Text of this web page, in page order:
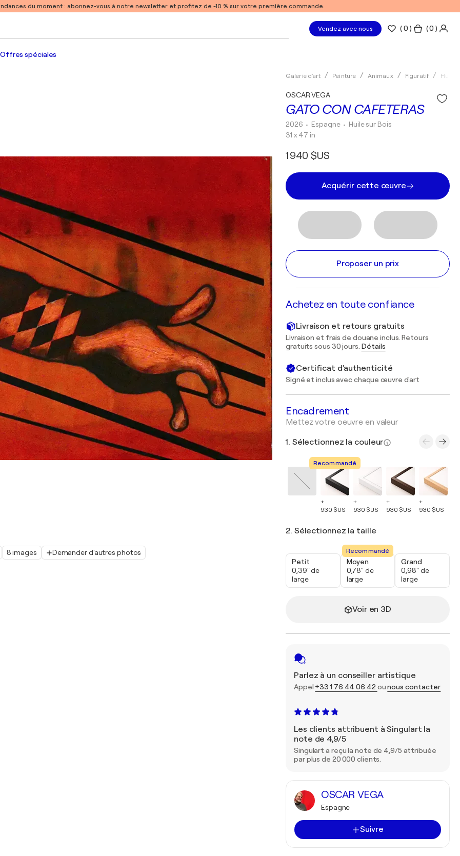
du moment : abonnez-vous à notre newsletter et profitez de -10 % sur votre première commande.
Vendez avec nous (0 ) ( 0 )
Offres spéciales
8 images Demander d'autres photos
Galerie d'art Peinture Animaux Figuratif Huile
GATO CON CAFETERAS
OSCAR VEGA
2026 • Espagne • Huile sur Bois
31 x 47 in
1 940 $US
Acquérir cette œuvre
Proposer un prix
Achetez en toute confiance
Livraison et retours gratuits
Livraison et frais de douane inclus. Retours
gratuits sous 30 jours. Détails
Certificat d'authenticité
Signé et inclus avec chaque œuvre d'art
Encadrement
Mettez votre oeuvre en valeur
1. Sélectionnez la couleur
Recommandé
+
930 $US
+
930 $US
+
930 $US
+
930 $US
2. Sélectionnez la taille
Petit
0,39" de
large
Recommandé
Moyen
0,78" de
large
Grand
0,98" de
large
Voir en 3D
Parlez à un conseiller artistique
Appel +33 1 76 44 06 42 ounous contacter
Les clients attribuent à Singulart la
note de 4,9/5
Singulart a reçu la note de 4,9/5 attribuée
par plus de 20 000 clients.
OSCAR VEGA
Espagne
Suivre